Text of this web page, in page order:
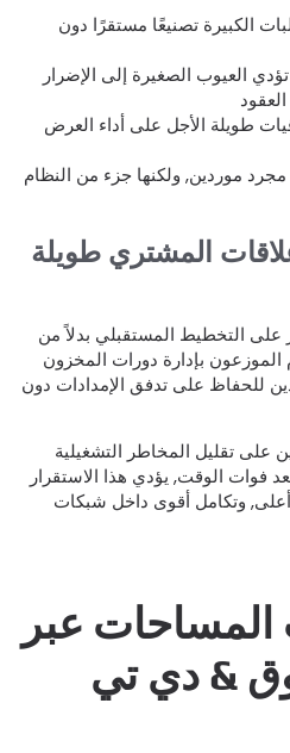
الكبيرة تصنيعًا مستقرًا دون
العيوب الصغيرة إلى الإضرار
طويلة الأجل على أداء العرض
موردين, ولكنها جزء من النظام
المشتري طويلة
التخطيط المستقبلي بدلاً من
بإدارة دورات المخزون
على تدفق الإمدادات دون
تقليل المخاطر التشغيلية
الوقت, يؤدي هذا الاستقرار
وتكامل أقوى داخل شبكات
عبر
& دي تي